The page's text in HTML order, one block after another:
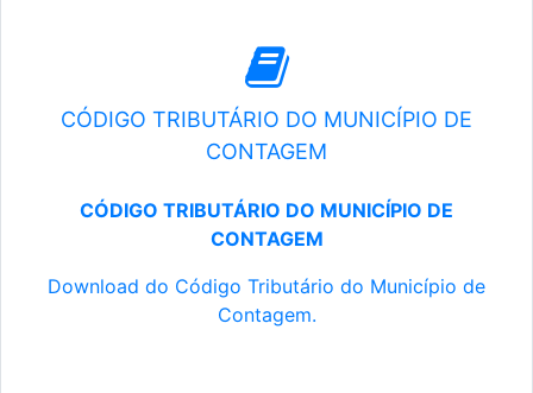
CÓDIGO TRIBUTÁRIO DO MUNICÍPIO DE
CONTAGEM
CÓDIGO TRIBUTÁRIO DO MUNICÍPIO DE
CONTAGEM
Download do Código Tributário do Município de
Contagem.